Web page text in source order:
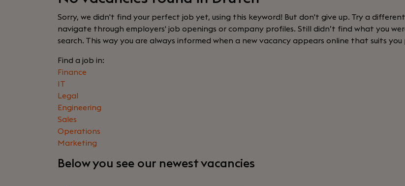
Sorry, we didn't find your perfect job yet, using this keyword! But don't give up. Try a
navigate through employers' job openings or company profiles. Still didn’t find what you
search. This way you are always informed when a new vacancy appears online that suits
Find a job in:
Finance
IT
Legal
Engineering
Sales
Operations
Marketing
Below you see our newest vacancies